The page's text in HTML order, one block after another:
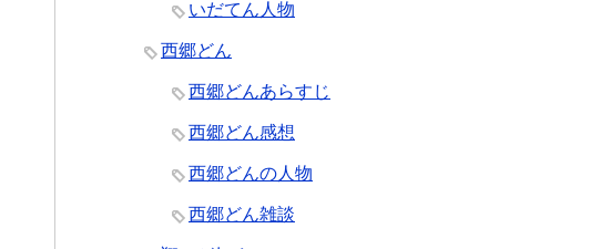
いだてん人物
西郷どん
西郷どんあらすじ
西郷どん感想
西郷どんの人物
西郷どん雑談